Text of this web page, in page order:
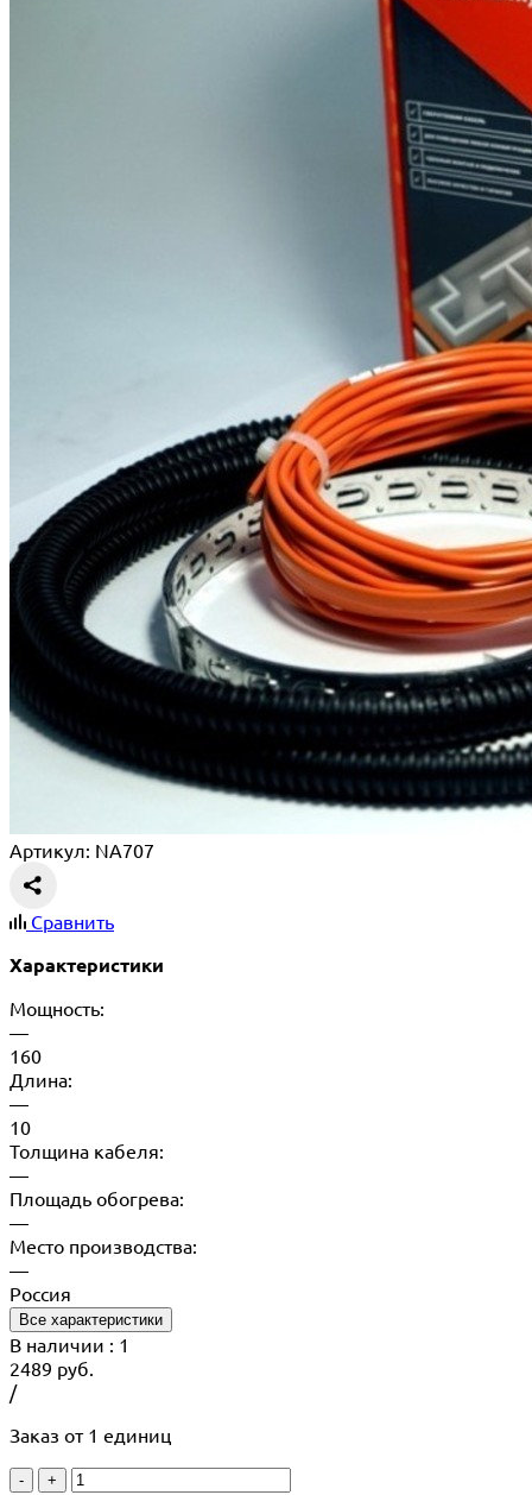
Артикул: NA707
Сравнить
Характеристики
Мощность:
—
160
Длина:
—
10
Толщина кабеля:
—
Площадь обогрева:
—
Место производства:
—
Россия
Все характеристики
В наличии : 1
2489 руб.
/
Заказ от 1 единиц
- +